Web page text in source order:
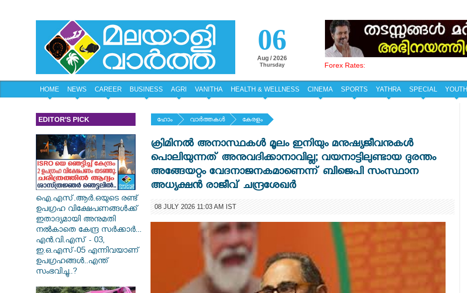
06
Aug / 2026
Thursday Forex Rates:
HOME NEWS CAREER BUSINESS AGRI VANITHA HEALTH & WELLNESS CINEMA SPORTS YATHRA SPECIAL YOUTH
EDITOR'S PICK
ഐ.എസ്.ആർ.ഒയുടെ രണ്ട്
ഉപഗ്രഹ വിക്ഷേപണങ്ങൾക്ക്
ഇതാദ്യമായി അനുമതി
നൽകാതെ കേന്ദ്ര സർക്കാർ...
എൻ.വി.എസ് - 03,
ഇ.ഒ.എസ്-05 എന്നിവയാണ്
ഉപഗ്രഹങ്ങൾ..എന്ത്
സംഭവിച്ചു..?
ഹോം വാര്‍ത്തകള്‍ കേരളം
ക്രിമിനൽ അനാസ്ഥകൾ മൂലം ഇനിയും മനുഷ്യജീവനുകൾ
പൊലിയുന്നത് അനുവദിക്കാനാവില്ല; വയനാട്ടിലുണ്ടായ ദുരന്തം
അങ്ങേയറ്റം വേദനാജനകമാണെന്ന് ബിജെപി സംസ്ഥാന
അധ്യക്ഷൻ രാജീവ് ചന്ദ്രശേഖർ
08 JULY 2026 11:03 AM IST